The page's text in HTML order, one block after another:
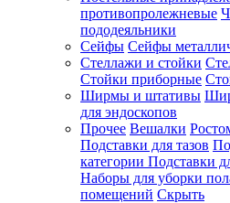
противопролежневые
пододеяльники
Сейфы Сейфы
Стеллажи и стойки
Стойки приборные
Ширмы и штативы
для эндоскопов
Прочее Вешалки
Подставки для тазов
категории Подставки
Наборы для уборки
помещений Скрыть